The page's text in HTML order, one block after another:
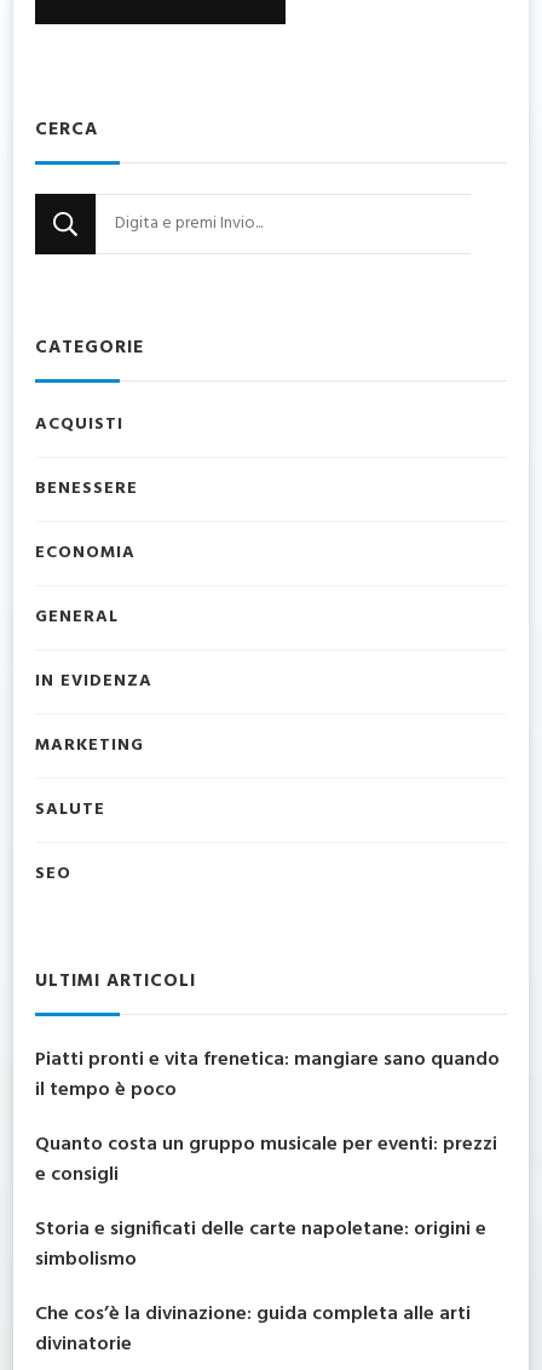
CERCA
Cerchi
qualcosa?
CATEGORIE
ACQUISTI
BENESSERE
ECONOMIA
GENERAL
IN EVIDENZA
MARKETING
SALUTE
SEO
ULTIMI ARTICOLI
Piatti pronti e vita frenetica: mangiare sano quando
il tempo è poco
Quanto costa un gruppo musicale per eventi: prezzi
e consigli
Storia e significati delle carte napoletane: origini e
simbolismo
Che cos’è la divinazione: guida completa alle arti
divinatorie